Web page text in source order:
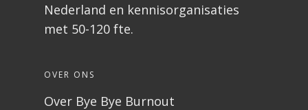
Nederland en kennisorganisaties
met 50-120 fte.
OVER ONS
Over Bye Bye Burnout